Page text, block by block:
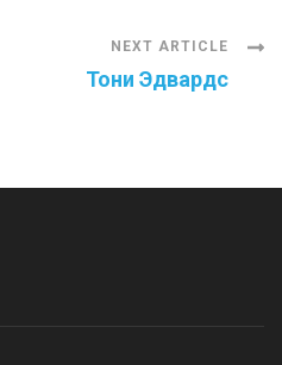
NEXT ARTICLE
Тони Эдвардс